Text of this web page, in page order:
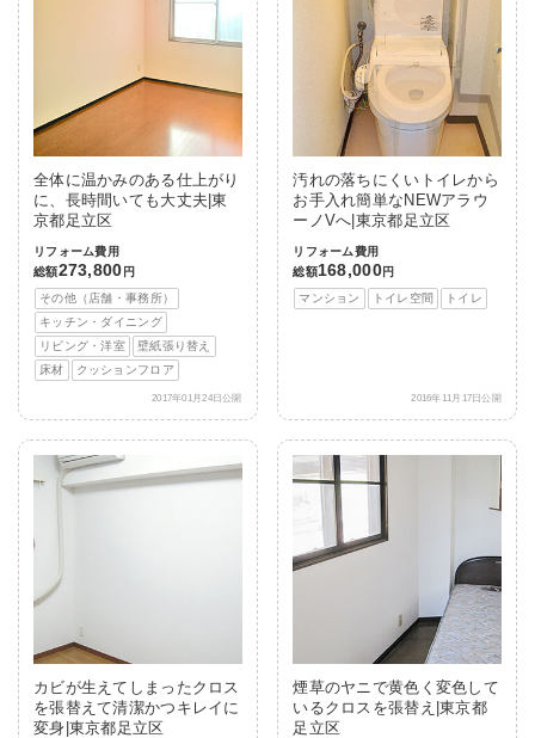
全体に温かみのある仕上がり
に、長時間いても大丈夫|東
京都足立区
リフォーム費用
総額273,800 円
その他（店舗・事務所）
キッチン・ダイニング
リビング・洋室
壁紙張り替え
床材
クッションフロア
2017年01月24日公開
汚れの落ちにくいトイレから
お手入れ簡単なNEWアラウ
ーノVへ|東京都足立区
リフォーム費用
総額168,000円
マンション
トイレ空間 トイレ
2016年11月17日公開
カビが生えてしまったクロス
を張替えて清潔かつキレイに
変身|東京都足立区
煙草のヤニで黄色く変色して
いるクロスを張替え|東京都
足立区